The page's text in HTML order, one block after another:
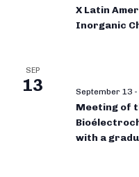
X Latin
Inorganic
SEP
13 September 13 -
Meeting of
with a